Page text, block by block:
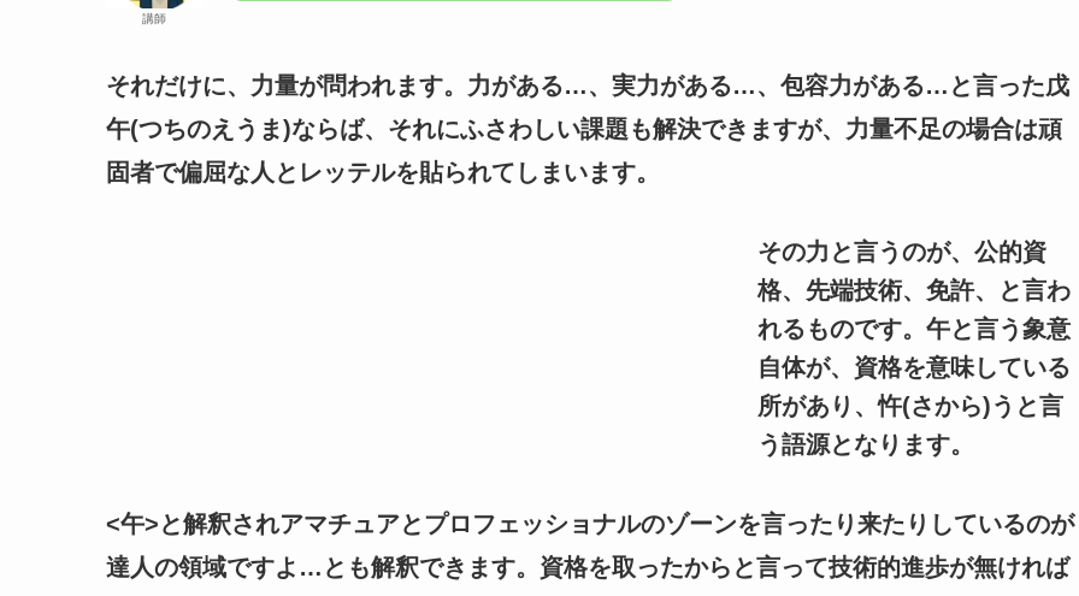
講師
それだけに、力量が問われます。力がある…、実力がある…、包容力がある…と言った戊
午(つちのえうま)ならば、それにふさわしい課題も解決できますが、力量不足の場合は頑
固者で偏屈な人とレッテルを貼られてしまいます。
その力と言うのが、公的資
格、先端技術、免許、と言わ
れるものです。午と言う象意
自体が、資格を意味している
所があり、忤(さから)うと言
う語源となります。
<午>と解釈されアマチュアとプロフェッショナルのゾーンを言ったり来たりしているのが
達人の領域ですよ…とも解釈できます。 資格を取ったからと言って技術的進歩が無ければ